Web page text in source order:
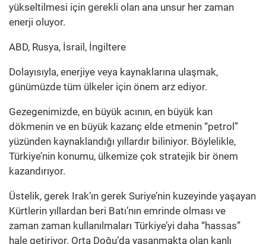
yükseltilmesi için gerekli olan ana unsur her zaman
enerji oluyor.
ABD, Rusya, İsrail, İngiltere
Dolayısıyla, enerjiye veya kaynaklarına ulaşmak,
günümüzde tüm ülkeler için önem arz ediyor.
Gezegenimizde, en büyük acının, en büyük kan
dökmenin ve en büyük kazanç elde etmenin “petrol”
yüzünden kaynaklandığı yıllardır biliniyor. Böylelikle,
Türkiye’nin konumu, ülkemize çok stratejik bir önem
kazandırıyor.
Üstelik, gerek Irak’ın gerek Suriye’nin kuzeyinde yaşayan
Kürtlerin yıllardan beri Batı’nın emrinde olması ve
zaman zaman kullanılmaları Türkiye’yi daha “hassas”
hale getiriyor. Orta Doğu’da yaşanmakta olan kanlı